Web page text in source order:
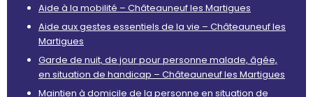
Aide à la mobilité – Châteauneuf les Martigues
Aide aux gestes essentiels de la vie – Châteauneuf les
Martigues
Garde de nuit, de jour pour personne malade, âgée,
en situation de handicap – Châteauneuf les Martigues
Maintien à domicile de la personne en situation de